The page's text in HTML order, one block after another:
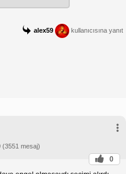
alex59 kullanıcısına yanıt
(3551 mesaj)
0